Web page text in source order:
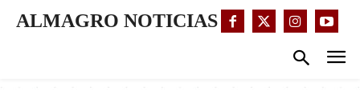
ALMAGRO NOTICIAS